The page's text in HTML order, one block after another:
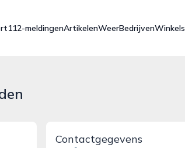
112-meldingenArtikelenWeerBedrijvenWinkels
Contactgegevens